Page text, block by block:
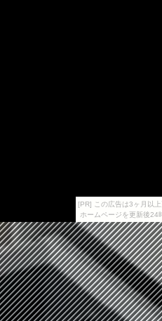
[PR] この広告は3ヶ月以上
ホームページを更新後24